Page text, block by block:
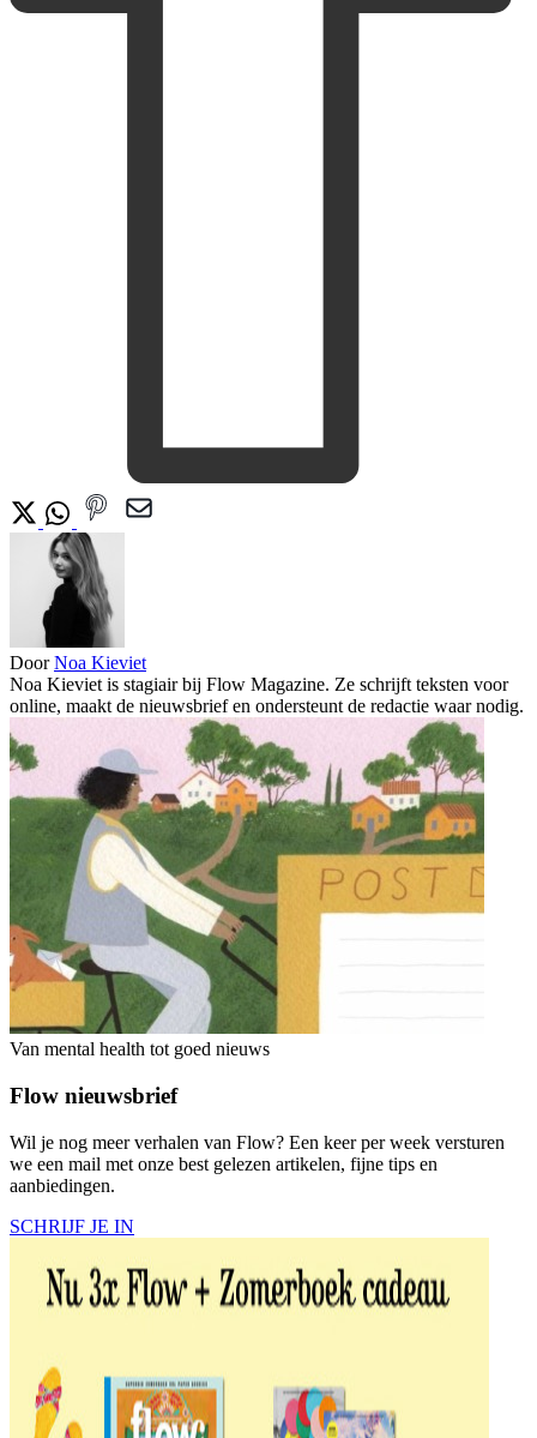
Door Noa Kieviet
Noa Kieviet is stagiair bij Flow Magazine. Ze schrijft teksten voor
online, maakt de nieuwsbrief en ondersteunt de redactie waar nodig.
Van mental health tot goed nieuws
Flow nieuwsbrief
Wil je nog meer verhalen van Flow? Een keer per week versturen
we een mail met onze best gelezen artikelen, fijne tips en
aanbiedingen.
SCHRIJF JE IN